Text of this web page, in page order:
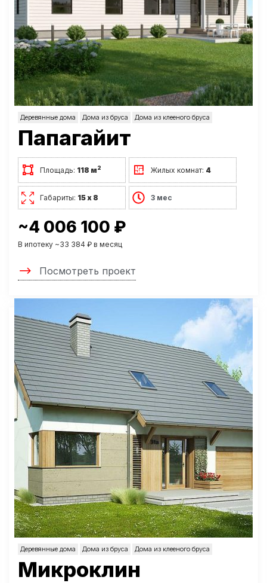
Деревянные дома Дома из бруса Дома из клееного бруса
Папагайит
Площадь: 118 м2 Жилых комнат: 4
Габариты: 15 х 8 3 мес
~4 006 100 ₽
В ипотеку ~33 384 ₽ в месяц
Посмотреть проект
Деревянные дома Дома из бруса Дома из клееного бруса
Микроклин